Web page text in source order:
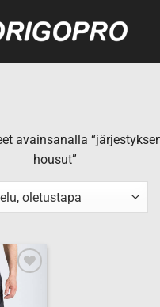
avainsanalla
housut”
Add to
wishlist